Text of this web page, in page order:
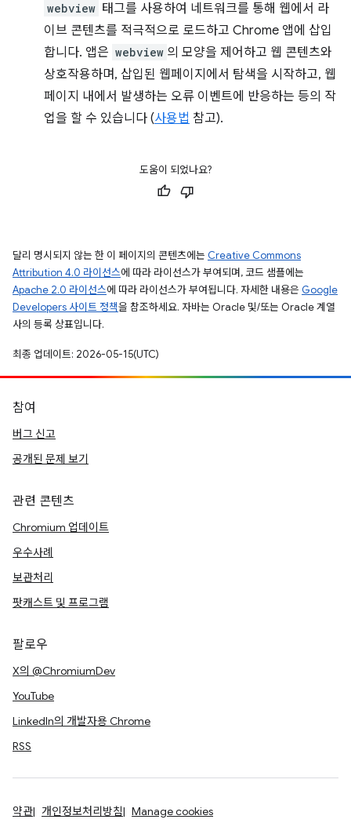
webview 태그를 사용하여 네트워크를 통해 웹에서 라
이브 콘텐츠를 적극적으로 로드하고 Chrome 앱에 삽입
합니다. 앱은 webview 의 모양을 제어하고 웹 콘텐츠와
상호작용하며, 삽입된 웹페이지에서 탐색을 시작하고, 웹
페이지 내에서 발생하는 오류 이벤트에 반응하는 등의 작
업을 할 수 있습니다 (사용법 참고).
도움이 되었나요?
달리 명시되지 않는 한 이 페이지의 콘텐츠에는 Creative Commons
Attribution 4.0 라이선스에 따라 라이선스가 부여되며, 코드 샘플에는
Apache 2.0 라이선스에 따라 라이선스가 부여됩니다. 자세한 내용은 Google
Developers 사이트 정책을 참조하세요. 자바는 Oracle 및/또는 Oracle 계열
사의 등록 상표입니다.
최종 업데이트: 2026-05-15(UTC)
참여
버그 신고
공개된 문제 보기
관련 콘텐츠
Chromium 업데이트
우수사례
보관처리
팟캐스트 및 프로그램
팔로우
X의 @ChromiumDev
YouTube
LinkedIn의 개발자용 Chrome
RSS
약관 개인정보처리방침 Manage cookies